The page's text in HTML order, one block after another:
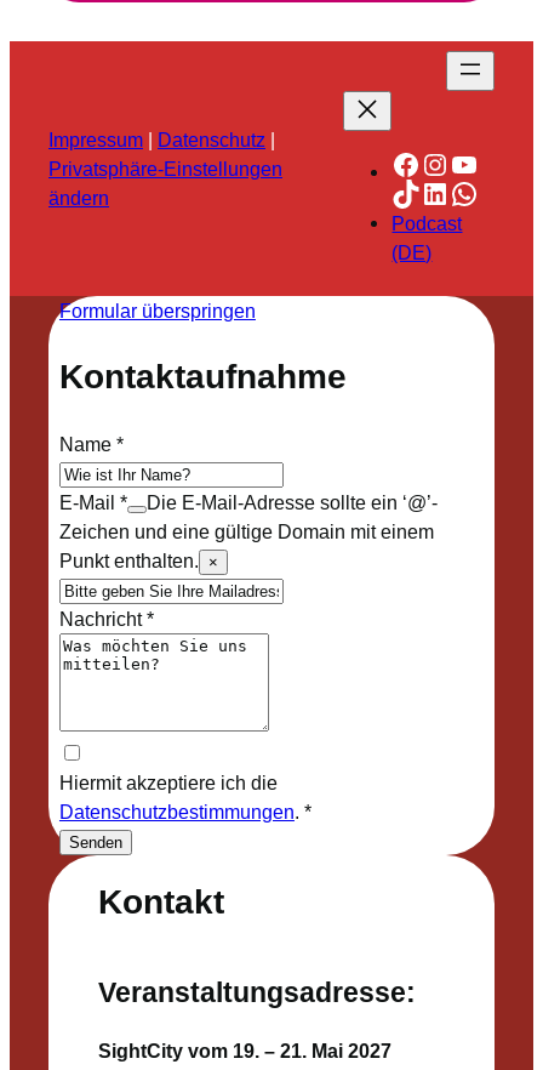
Impressum | Datenschutz |
Privatsphäre-Einstellungen
ändern
Facebook
TikTok
LinkedIn
Podcast
(DE)
Kontakt
Veranstaltungsadresse:
SightCity vom 19. – 21. Mai 2027
Formular überspringen
Kontaktaufnahme
Name*
E-Mail *
Die E-Mail-Adresse sollte ein ‘@’-
Zeichen und eine gültige Domain mit einem
Punkt enthalten.
×
Nachricht*
Hiermit akzeptiere ich die
Datenschutzbestimmungen. *
Senden